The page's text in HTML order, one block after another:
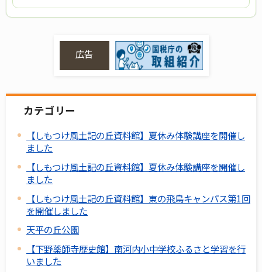
広告
カテゴリー
【しもつけ風土記の丘資料館】夏休み体験講座を開催し
ました
【しもつけ風土記の丘資料館】夏休み体験講座を開催し
ました
【しもつけ風土記の丘資料館】東の飛鳥キャンパス第1回
を開催しました
天平の丘公園
【下野薬師寺歴史館】南河内小中学校ふるさと学習を行
いました